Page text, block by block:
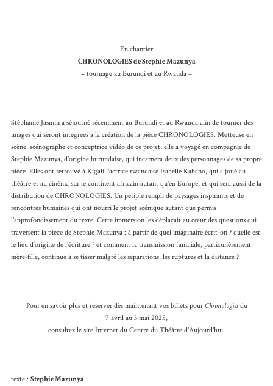
En chantier
CHRONOLOGIES de Stephie Mazunya
– tournage au Burundi et au Rwanda –
Stéphanie Jasmin a séjourné récemment au Burundi et au Rwanda afin de tourner des
images qui seront intégrées à la création de la pièce CHRONOLOGIES. Metteuse en
scène, scénographe et conceptrice vidéo de ce projet, elle a voyagé en compagnie de
Stephie Mazunya, d’origine burundaise, qui incarnera deux des personnages de sa propre
pièce. Elles ont retrouvé à Kigali l'actrice rwandaise Isabelle Kabano, qui a joué au
théâtre et au cinéma sur le continent africain autant qu'en Europe, et qui sera aussi de la
distribution de CHRONOLOGIES. Un périple rempli de paysages inspirants et de
rencontres humaines qui ont nourri le projet scénique autant que permis
l'approfondissement du texte. Cette immersion les déplaçait au cœur des questions qui
traversent la pièce de Stephie Mazunya : à partir de quel imaginaire écrit-on ? quelle est
le lieu d’origine de l’écriture ? et comment la transmission familiale, particulièrement
mère-fille, continue à se tisser malgré les séparations, les ruptures et la distance ?
Pour en savoir plus et réserver dès maintenant vos billets pourChronologiesdu
7 avril au 3 mai 2025,
consultez le site Internet du Centre du Théâtre d'Aujourd'hui.
texte : Stephie Mazunya